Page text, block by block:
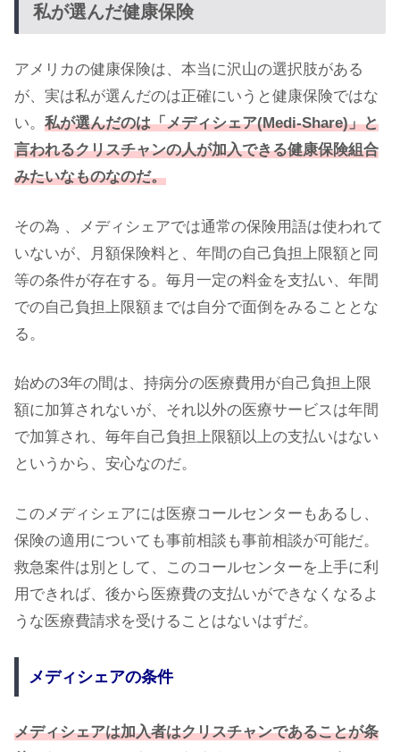
私が選んだ健康保険
アメリカの健康保険は、本当に沢山の選択肢がある
が、実は私が選んだのは正確にいうと健康保険ではな
い。 私が選んだのは「メディシェア(Medi-Share)」と
言われるクリスチャンの人が加入できる健康保険組合
みたいなものなのだ。
その為 、メディシェアでは通常の保険用語は使われて
いないが、月額保険料と、年間の自己負担上限額と同
等の条件が存在する。毎月一定の料金を支払い、年間
での自己負担上限額までは自分で面倒をみることとな
る。
始めの3年の間は、持病分の医療費用が自己負担上限
額に加算されないが、それ以外の医療サービスは年間
で加算され、毎年自己負担上限額以上の支払いはない
というから、安心なのだ。
このメディシェアには医療コールセンターもあるし、
保険の適用についても事前相談も事前相談が可能だ。
救急案件は別として、このコールセンターを上手に利
用できれば、後から医療費の支払いができなくなるよ
うな医療費請求を受けることはないはずだ。
メディシェアの条件
メディシェアは加入者はクリスチャンであることが条